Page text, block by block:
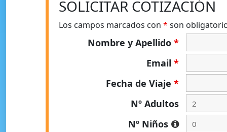
SOLICITAR COTIZACIÓN
Los campos marcados con * son
Nombre y Apellido*
Email*
Fecha de Viaje*
Nº Adultos
Nº Niños